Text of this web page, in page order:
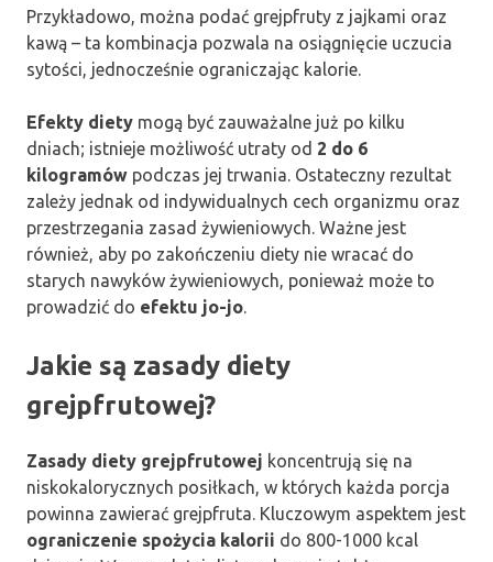
Przykładowo, można podać grejpfruty z jajkami oraz
kawą – ta kombinacja pozwala na osiągnięcie uczucia
sytości, jednocześnie ograniczając kalorie.
Efekty diety mogą być zauważalne już po kilku
dniach; istnieje możliwość utraty od 2 do 6
kilogramów podczas jej trwania. Ostateczny rezultat
zależy jednak od indywidualnych cech organizmu oraz
przestrzegania zasad żywieniowych. Ważne jest
również, aby po zakończeniu diety nie wracać do
starych nawyków żywieniowych, ponieważ może to
prowadzić do efektu jo-jo.
Jakie są zasady diety
grejpfrutowej?
Zasady diety grejpfrutowej koncentrują się na
niskokalorycznych posiłkach, w których każda porcja
powinna zawierać grejpfruta. Kluczowym aspektem jest
ograniczenie spożycia kalorii do 800-1000 kcal